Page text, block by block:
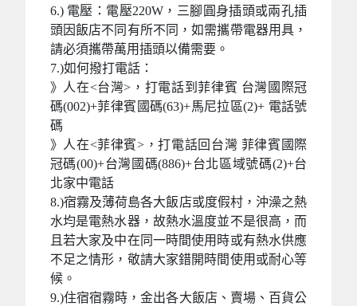
6.) 電壓：電壓220W，三腳圓身插頭或兩孔插
頭因飯店不同有所不同，如需攜帶電器用具，
請必須攜帶萬用插頭以備需要。
7.)如何撥打電話：
》人在<台灣>，打電話到菲律賓 台灣國際冠
碼(002)+菲律賓國碼(63)+馬尼拉區(2)+ 電話號
碼
》人在<菲律賓>，打電話回台灣 菲律賓國際
冠碼(00)+台灣國碼(886)+台北區域號碼(2)+台
北家中電話
8.)宿霧及薄荷島各大飯店或度假村，沖澡之熱
水均是電熱水器，故熱水溫度並不是很高，而
且若大家及中在同一時間使用時或有熱水供應
不足之情形，敬請大家錯開時間使用或耐心等
候。
9.)住宿宿霧時，金出各大飯店、賣場、百貨公